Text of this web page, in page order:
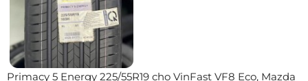
Primacy 5 Energy 225/55R19 cho VinFast VF8 Eco, Mazda